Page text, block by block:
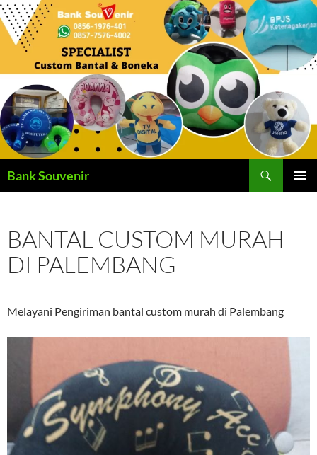
Langsung
ke
Bank Souvenir
BANTAL CUSTOM MURAH
DI PALEMBANG
Melayani Pengiriman bantal custom murah di Palembang